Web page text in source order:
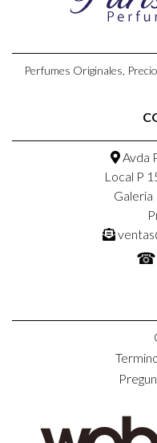
Perfumes Originales,
Avda
Local P
Galeria
☎